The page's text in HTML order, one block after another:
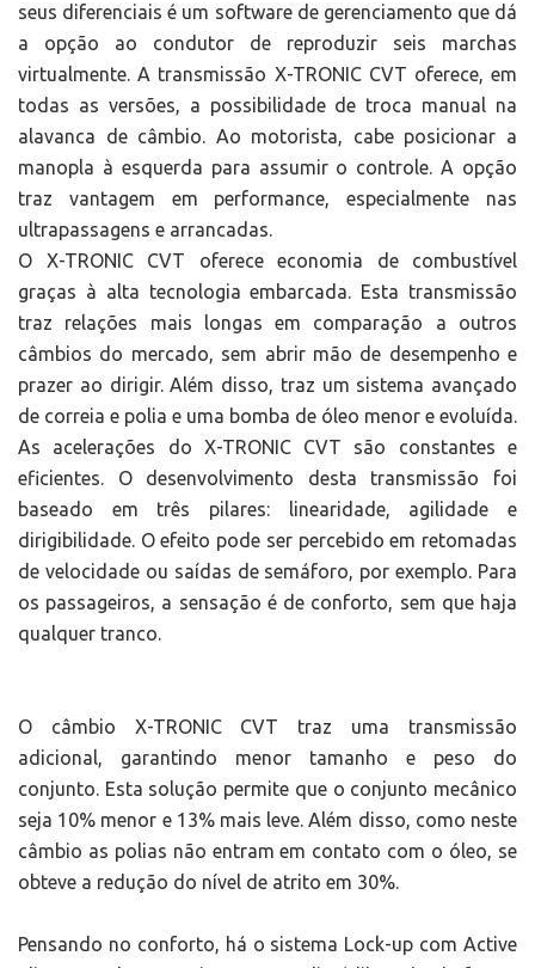
seus diferenciais é um software de gerenciamento que dá
a opção ao condutor de reproduzir seis marchas
virtualmente. A transmissão X-TRONIC CVT oferece, em
todas as versões, a possibilidade de troca manual na
alavanca de câmbio. Ao motorista, cabe posicionar a
manopla à esquerda para assumir o controle. A opção
traz vantagem em performance, especialmente nas
ultrapassagens e arrancadas.
O X-TRONIC CVT oferece economia de combustível
graças à alta tecnologia embarcada. Esta transmissão
traz relações mais longas em comparação a outros
câmbios do mercado, sem abrir mão de desempenho e
prazer ao dirigir. Além disso, traz um sistema avançado
de correia e polia e uma bomba de óleo menor e evoluída.
As acelerações do X-TRONIC CVT são constantes e
eficientes. O desenvolvimento desta transmissão foi
baseado em três pilares: linearidade, agilidade e
dirigibilidade. O efeito pode ser percebido em retomadas
de velocidade ou saídas de semáforo, por exemplo. Para
os passageiros, a sensação é de conforto, sem que haja
qualquer tranco.
O câmbio X-TRONIC CVT traz uma transmissão
adicional, garantindo menor tamanho e peso do
conjunto. Esta solução permite que o conjunto mecânico
seja 10% menor e 13% mais leve. Além disso, como neste
câmbio as polias não entram em contato com o óleo, se
obteve a redução do nível de atrito em 30%.
Pensando no conforto, há o sistema Lock-up com Active